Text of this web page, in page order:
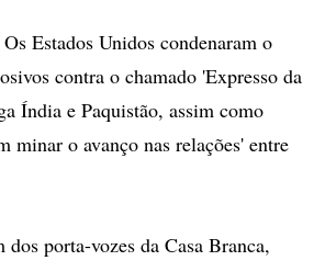
Estados Unidos condenaram o
contra o chamado 'Expresso da
Índia e Paquistão, assim como
minar o avanço nas relações' entre
porta-vozes da Casa Branca,